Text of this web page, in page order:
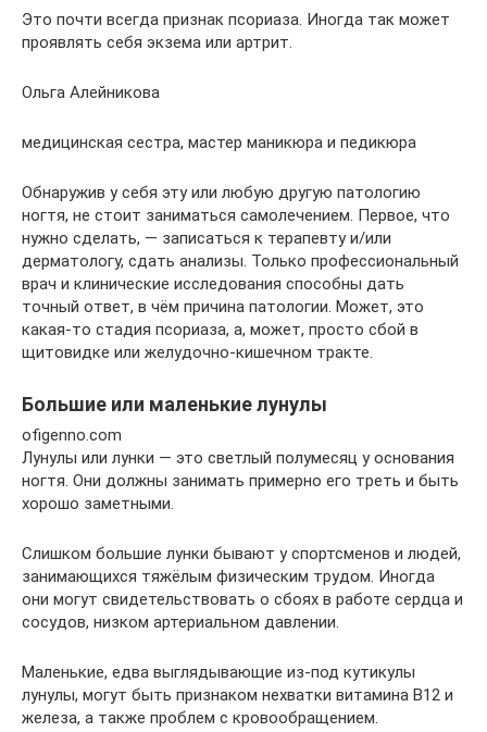
Это почти всегда признак псориаза. Иногда так может
проявлять себя экзема или артрит.
Ольга Алейникова
медицинская сестра, мастер маникюра и педикюра
Обнаружив у себя эту или любую другую патологию
ногтя, не стоит заниматься самолечением. Первое, что
нужно сделать, — записаться к терапевту и/или
дерматологу, сдать анализы. Только профессиональный
врач и клинические исследования способны дать
точный ответ, в чём причина патологии. Может, это
какая-то стадия псориаза, а, может, просто сбой в
щитовидке или желудочно-кишечном тракте.
Большие или маленькие лунулы
ofigenno.com
Лунулы или лунки — это светлый полумесяц у основания
ногтя. Они должны занимать примерно его треть и быть
хорошо заметными.
Слишком большие лунки бывают у спортсменов и людей,
занимающихся тяжёлым физическим трудом. Иногда
они могут свидетельствовать о сбоях в работе сердца и
сосудов, низком артериальном давлении.
Маленькие, едва выглядывающие из-под кутикулы
лунулы, могут быть признаком нехватки витамина В12 и
железа, а также проблем с кровообращением.